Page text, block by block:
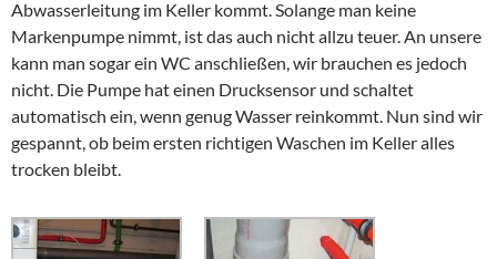
Abwasserleitung im Keller kommt. Solange man keine
Markenpumpe nimmt, ist das auch nicht allzu teuer. An unsere
kann man sogar ein WC anschließen, wir brauchen es jedoch
nicht. Die Pumpe hat einen Drucksensor und schaltet
automatisch ein, wenn genug Wasser reinkommt. Nun sind wir
gespannt, ob beim ersten richtigen Waschen im Keller alles
trocken bleibt.